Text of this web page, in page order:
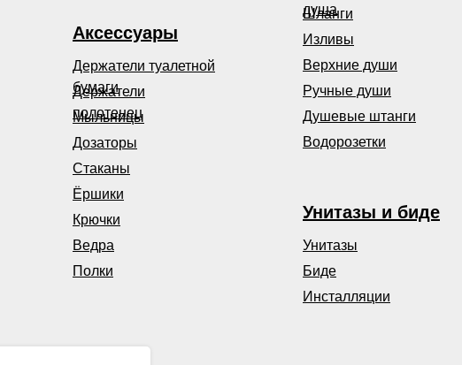
Аксессуары
Держатели туалетной
бумаги
Держатели
полотенец
Мыльницы
Дозаторы
Инсталляции
Биде
Унитазы
Унитазы и биде
Стаканы
Ёршики
Крючки
Ведра
Полки
душа
Шланги
Изливы
Верхние души
Ручные души
Душевые штанги
Водорозетки